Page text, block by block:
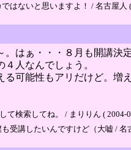
はないと思いますよ！ / 名古屋人
はぁ・・・８月も開講決
人なんでしょう。
可能性もアリだけど。増
て検索してね。 / まりりん ( 2004-
受講したいんですけど（大嘘 / 名